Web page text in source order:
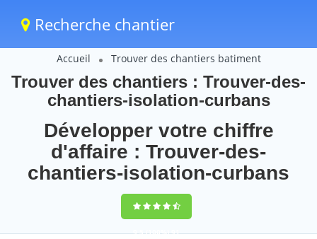
Recherche chantier
Accueil Trouver des chantiers batiment
Trouver des chantiers : Trouver-des-
chantiers-isolation-curbans
Développer votre chiffre
d'affaire : Trouver-des-
chantiers-isolation-curbans
9,5(100%)91